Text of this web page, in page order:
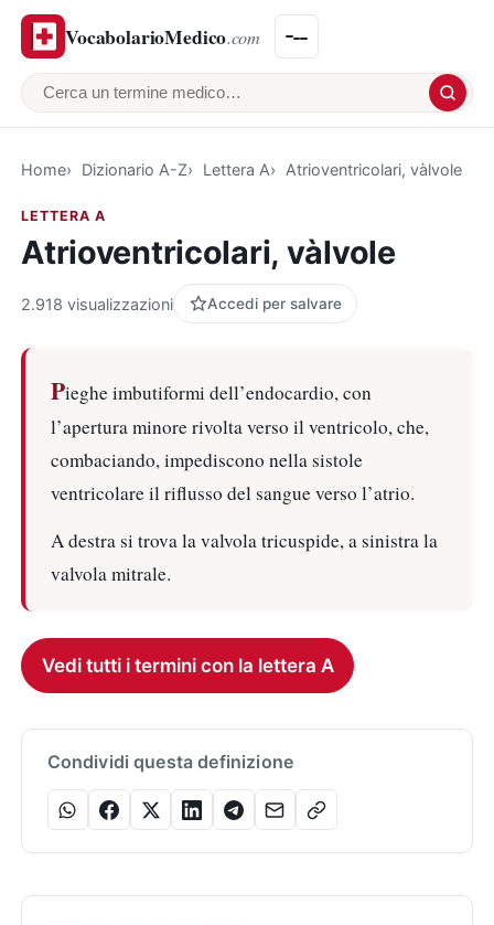
VocabolarioMedico.com
Cerca un termine medico
Home Dizionario A-Z Lettera A Atrioventricolari, vàlvole
LETTERA A
Atrioventricolari, vàlvole
2.918 visualizzazioni Accedi per salvare
Pieghe imbutiformi dell’endocardio, con
l’apertura minore rivolta verso il ventricolo, che,
combaciando, impediscono nella sistole
ventricolare il riflusso del sangue verso l’atrio.
A destra si trova la valvola tricuspide, a sinistra la
valvola mitrale.
Vedi tutti i termini con la lettera A
Condividi questa definizione